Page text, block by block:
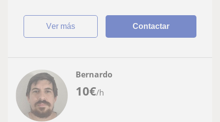
ver más Contactar
10€/h
Bernardo